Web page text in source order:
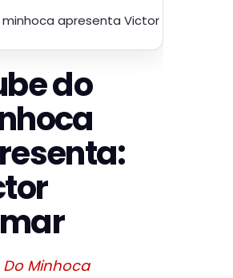
apresenta Victor
do
Do Minhoca